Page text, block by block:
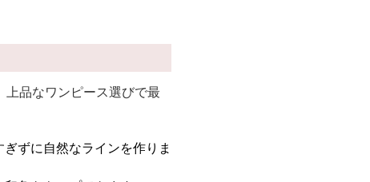
品なワンピース選びで最
ずに自然なラインを作りま